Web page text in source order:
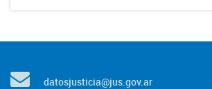
datosjusticia@jus.gov.ar